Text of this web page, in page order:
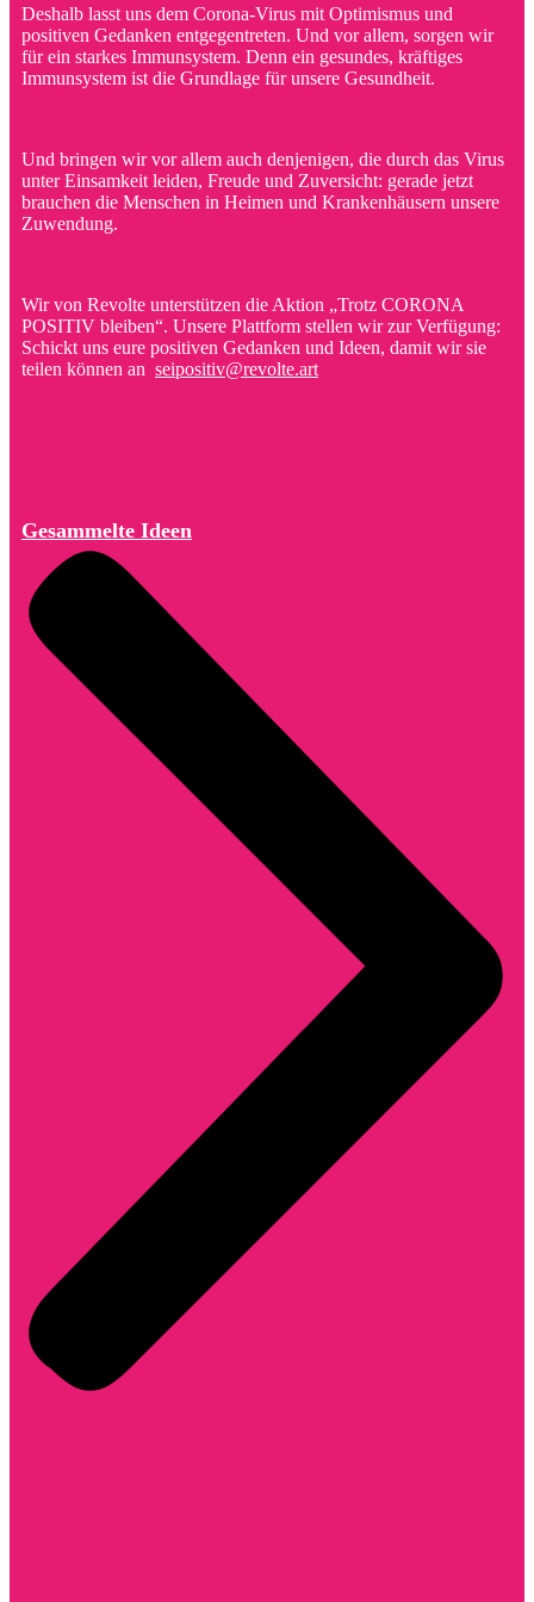
Deshalb lasst uns dem Corona-Virus mit Optimismus und
positiven Gedanken entgegentreten. Und vor allem, sorgen wir
für ein starkes Immunsystem. Denn ein gesundes, kräftiges
Immunsystem ist die Grundlage für unsere Gesundheit.
Und bringen wir vor allem auch denjenigen, die durch das Virus
unter Einsamkeit leiden, Freude und Zuversicht: gerade jetzt
brauchen die Menschen in Heimen und Krankenhäusern unsere
Zuwendung.
Wir von Revolte unterstützen die Aktion „Trotz CORONA
POSITIV bleiben“. Unsere Plattform stellen wir zur Verfügung:
Schickt uns eure positiven Gedanken und Ideen, damit wir sie
teilen können an seipositiv@revolte.art
Gesammelte Ideen